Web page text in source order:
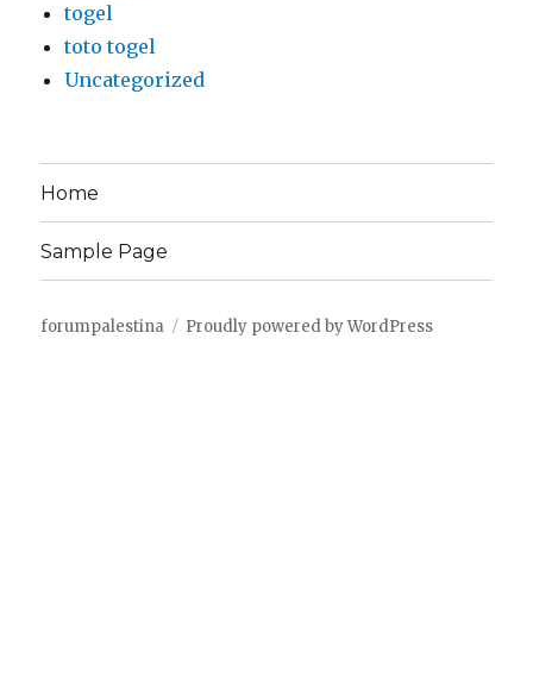
togel
toto togel
Uncategorized
Home
Sample Page
forumpalestina Proudly powered by WordPress